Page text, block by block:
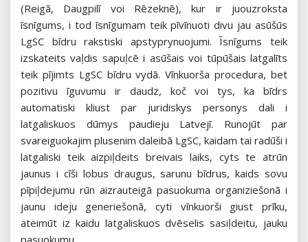
(Reigā, Daugpilī voi Rēzeknē), kur ir juouzroksta
īsnīgums, i tod īsnīgumam teik pīvīnuoti divu jau asūšūs
LgSC bīdru rakstiski apstyprynuojumi. Īsnīgums teik
izskateits vaļdis sapuļcē i asūšais voi tūpūšais latgalīts
teik pījimts LgSC bīdru vydā. Vīnkuorša procedura, bet
pozitivu īguvumu ir daudz, koč voi tys, ka bīdrs
automatiski kliust par juridiskys personys dali i
latgaliskuos dūmys paudieju Latvejī. Runojūt par
svareiguokajim plusenim daleibā LgSC, kaidam tai radūši i
latgaliski teik aizpiļdeits breivais laiks, cyts te atrūn
jaunus i cīši lobus draugus, sarunu bīdrus, kaids sovu
pīpiļdejumu rūn aizrauteigā pasuokuma organiziešonā i
jaunu ideju generiešonā, cyti vīnkuorši giust prīku,
ateimūt iz kaidu latgaliskuos dvēselis sasiļdeitu, jauku